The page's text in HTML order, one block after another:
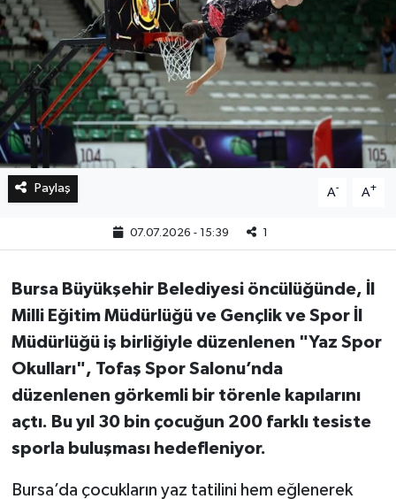
Paylaş A- A+
07.07.2026 - 15:39 1
Bursa Büyükşehir Belediyesi öncülüğünde, İl
Milli Eğitim Müdürlüğü ve Gençlik ve Spor İl
Müdürlüğü iş birliğiyle düzenlenen "Yaz Spor
Okulları", Tofaş Spor Salonu’nda
düzenlenen görkemli bir törenle kapılarını
açtı. Bu yıl 30 bin çocuğun 200 farklı tesiste
sporla buluşması hedefleniyor.
Bursa’da çocukların yaz tatilini hem eğlenerek